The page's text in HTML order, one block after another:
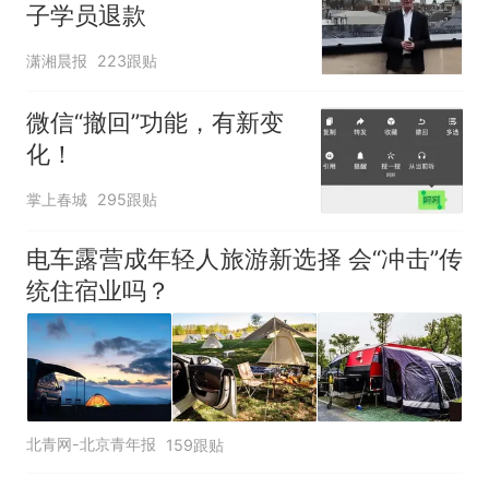
子学员退款
潇湘晨报 223跟贴
微信“撤回”功能，有新变
化！
掌上春城 295跟贴
电车露营成年轻人旅游新选择 会“冲击”传
统住宿业吗？
北青网-北京青年报 159跟贴